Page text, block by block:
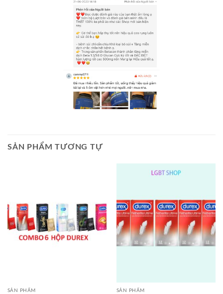
SẢN PHẨM TƯƠNG TỰ
SẢN PHẨM SẢN PHẨM